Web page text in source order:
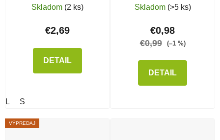
Skladom (2 ks)
€2,69
DETAIL
L S
Ring
Skladom (>5 ks)
€0,98
€0,99 (–1 %)
DETAIL
VÝPREDAJ